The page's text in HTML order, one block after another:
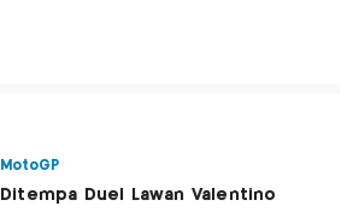
MotoGP
Ditempa Duel Lawan Valentino